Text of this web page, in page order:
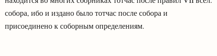
собора, ибо и издано было тотчас после собора и
присоединено к соборным определениям.